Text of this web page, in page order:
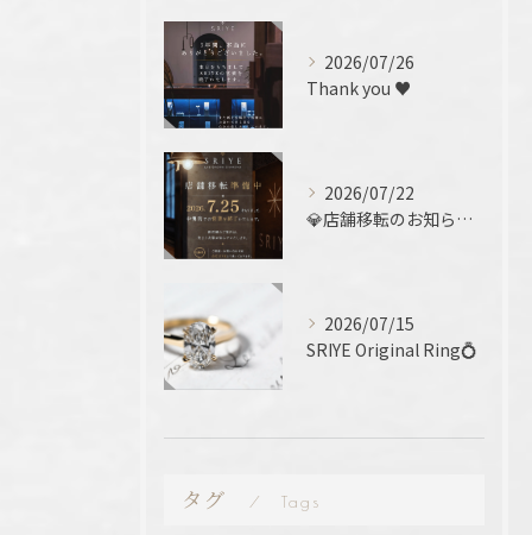
2026/07/26
Thank you ♥️
2026/07/22
💎店舗移転のお知らせ 💎
2026/07/15
SRIYE Original Ring💍
タグ Tags